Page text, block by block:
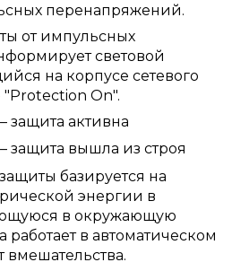
перенапряжений.
от импульсных
световой
на корпусе сетевого
On".
защита активна
защита вышла из строя
базируется на
энергии в
в окружающую
работает в автоматическом
вмешательства.